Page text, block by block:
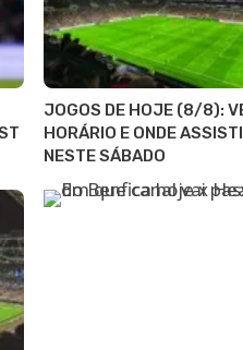
JOGOS DE HOJE (8/8):
HORÁRIO E ONDE
NESTE SÁBADO